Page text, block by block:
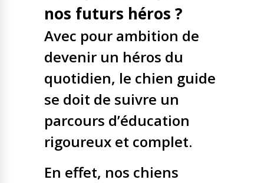
Nos solutions
La canne blanche
électronique
Formation & Rééducation
Formation
Rééducation fonctionnelle
Tout savoir
Irremplaçables, la
série
Nous contacter
nos futurs héros ?
Avec pour ambition de
devenir un héros du
quotidien, le chien guide
se doit de suivre un
parcours d’éducation
rigoureux et complet.
En effet, nos chiens